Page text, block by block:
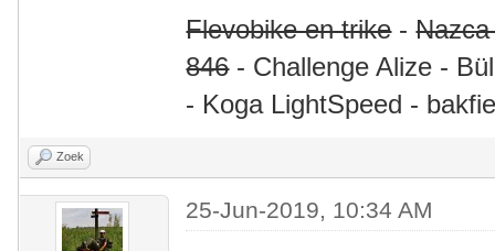
Flevobike en trike-
846- Challenge Alize -
- Koga LightSpeed -
Zoek
25-Jun-2019, 10:34 AM